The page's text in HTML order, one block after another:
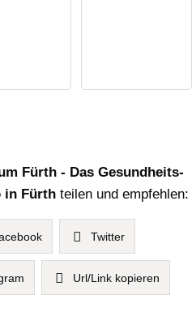
Fürth - Das Gesundheits-
in Fürth teilen und empfehlen:
Twitter
Url/Link kopieren